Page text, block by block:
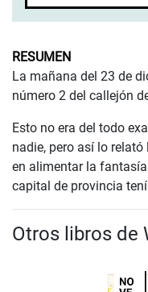
RESUMEN
La mañana del 23 de
número 2 del callejón
Esto no era del todo
nadie, pero así lo
en alimentar la
capital de provincia
Otros libros de